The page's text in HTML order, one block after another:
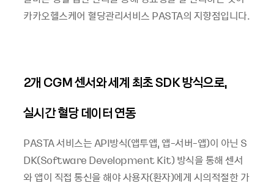
카카오헬스케어 혈당관리서비스 PASTA의 지향점입니다.
2개 CGM 센서와 세계 최초 SDK 방식으로,
실시간 혈당 데이터 연동
PASTA 서비스는 API방식(앱투앱, 앱-서버-앱)이 아닌 S
DK(Software Development Kit) 방식을 통해 센서
와 앱이 직접 통신을 해야 사용자(환자)에게 시의적절한 가